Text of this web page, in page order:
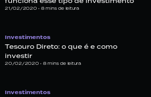
21/02/2020 • 8 mins de leitura
Investimentos
Tesouro Direto: o que é e como
investir
20/02/2020 • 8 mins de leitura
Investimentos